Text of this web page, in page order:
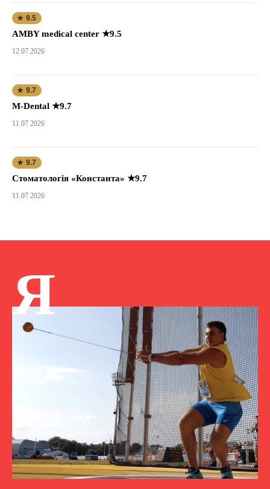
★ 9.5
AMBY medical center ★9.5
12.07.2026
★ 9.7
M-Dental ★9.7
11.07.2026
★ 9.7
Стоматологія «Константа» ★9.7
11.07.2026
Я